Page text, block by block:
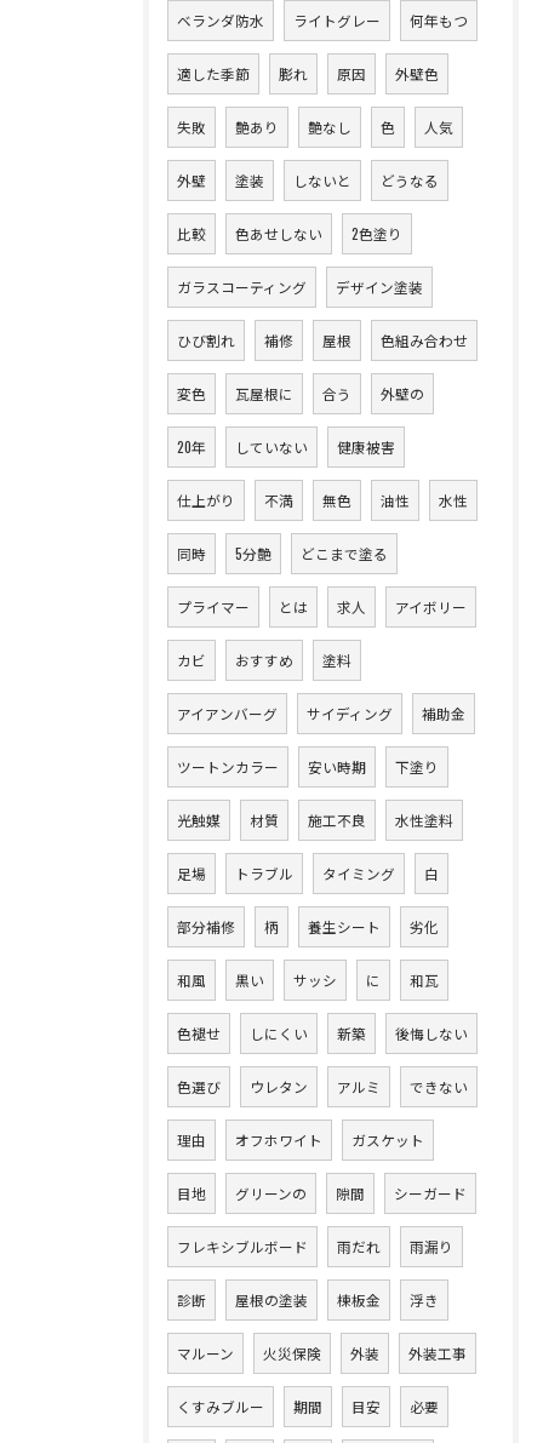
ベランダ防水 ライトグレー 何年もつ
適した季節 膨れ 原因 外壁色
失敗 艶あり 艶なし 色 人気
外壁 塗装 しないと どうなる
比較 色あせしない 2色塗り
ガラスコーティング デザイン塗装
ひび割れ 補修 屋根 色組み合わせ
変色 瓦屋根に 合う 外壁の
20年 していない 健康被害
仕上がり 不満 無色 油性 水性
同時 5分艶 どこまで塗る
プライマー とは 求人 アイボリー
カビ おすすめ 塗料
アイアンバーグ サイディング 補助金
ツートンカラー 安い時期 下塗り
光触媒 材質 施工不良 水性塗料
足場 トラブル タイミング 白
部分補修 柄 養生シート 劣化
和風 黒い サッシ に 和瓦
色褪せ しにくい 新築 後悔しない
色選び ウレタン アルミ できない
理由 オフホワイト ガスケット
目地 グリーンの 隙間 シーガード
フレキシブルボード 雨だれ 雨漏り
診断 屋根の塗装 棟板金 浮き
マルーン 火災保険 外装 外装工事
くすみブルー 期間 目安 必要